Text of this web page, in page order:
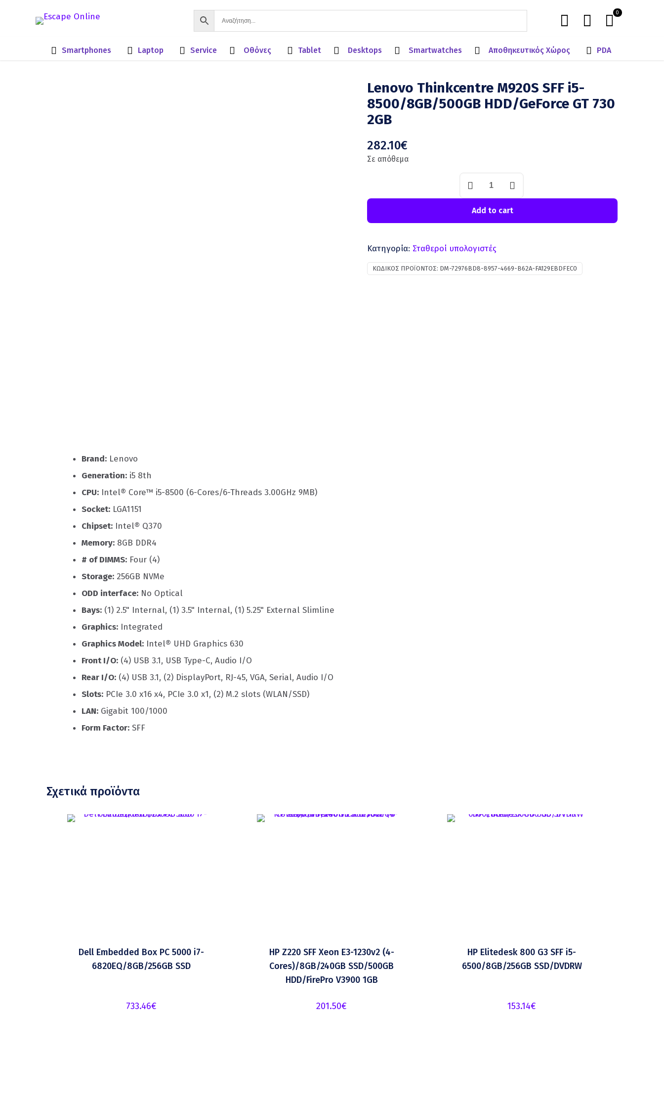
0
Smartphones Laptop Service Οθόνες Tablet Desktops Smartwatches Αποθηκευτικός Χώρος PDA
Lenovo Thinkcentre M920S SFF i5-
8500/8GB/500GB HDD/GeForce GT 730
2GB
282.10€
Σε απόθεμα
Add to cart
Κατηγορία: Σταθεροί υπολογιστές
ΚΩΔΙΚΌΣ ΠΡΟΪΌΝΤΟΣ: DM-72976BD8-8957-4669-B62A-FA129EBDFEC0
Brand:Lenovo
Generation:i5 8th
CPU:Intel® Core™ i5-8500 (6-Cores/6-Threads 3.00GHz 9MB)
Socket:LGA1151
Chipset:Intel® Q370
Memory:8GB DDR4
# of DIMMS:Four (4)
Storage:256GB NVMe
ODD interface:No Optical
Bays:(1) 2.5" Internal, (1) 3.5" Internal, (1) 5.25" External Slimline
Graphics:Integrated
Graphics Model:Intel® UHD Graphics 630
Front I/O:(4) USB 3.1, USB Type-C, Audio I/O
Rear I/O:(4) USB 3.1, (2) DisplayPort, RJ-45, VGA, Serial, Audio I/O
Slots:PCIe 3.0 x16 x4, PCIe 3.0 x1, (2) M.2 slots (WLAN/SSD)
LAN:Gigabit 100/1000
Form Factor:SFF
Σχετικά προϊόντα
Dell Embedded Box PC 5000 i7-
6820EQ/8GB/256GB SSD
733.46€
HP Z220 SFF Xeon E3-1230v2 (4-
Cores)/8GB/240GB SSD/500GB
HDD/FirePro V3900 1GB
201.50€
HP Elitedesk 800 G3 SFF i5-
6500/8GB/256GB SSD/DVDRW
153.14€